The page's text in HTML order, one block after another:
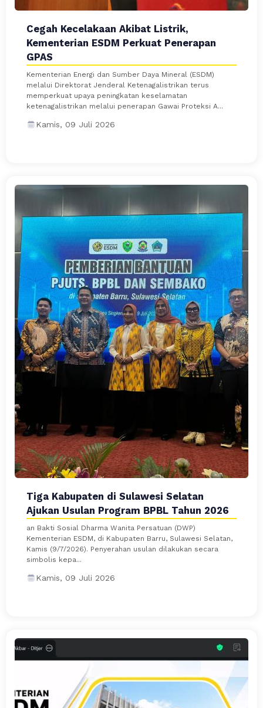
Cegah Kecelakaan Akibat Listrik,
Kementerian ESDM Perkuat Penerapan
GPAS
Kementerian Energi dan Sumber Daya Mineral (ESDM)
melalui Direktorat Jenderal Ketenagalistrikan terus
memperkuat upaya peningkatan keselamatan
ketenagalistrikan melalui penerapan Gawai Proteksi A...
Kamis, 09 Juli 2026
Tiga Kabupaten di Sulawesi Selatan
Ajukan Usulan Program BPBL Tahun 2026
an Bakti Sosial Dharma Wanita Persatuan (DWP)
Kementerian ESDM, di Kabupaten Barru, Sulawesi Selatan,
Kamis (9/7/2026). Penyerahan usulan dilakukan secara
simbolis kepa...
Kamis, 09 Juli 2026